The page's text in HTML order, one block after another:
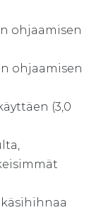
ohjaamisen
ohjaamisen
(3,0